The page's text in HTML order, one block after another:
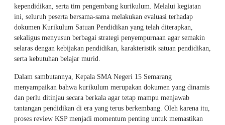
kependidikan, serta tim pengembang kurikulum. Melalui kegiatan
ini, seluruh peserta bersama-sama melakukan evaluasi terhadap
dokumen Kurikulum Satuan Pendidikan yang telah diterapkan,
sekaligus menyusun berbagai strategi penyempurnaan agar semakin
selaras dengan kebijakan pendidikan, karakteristik satuan pendidikan,
serta kebutuhan belajar murid.
Dalam sambutannya, Kepala SMA Negeri 15 Semarang
menyampaikan bahwa kurikulum merupakan dokumen yang dinamis
dan perlu ditinjau secara berkala agar tetap mampu menjawab
tantangan pendidikan di era yang terus berkembang. Oleh karena itu,
proses review KSP menjadi momentum penting untuk memastikan